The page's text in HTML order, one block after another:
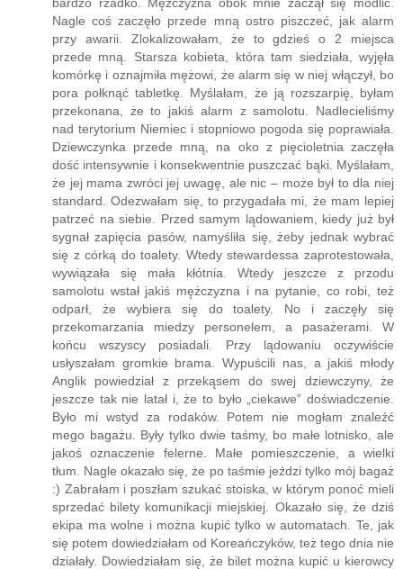
bardzo rzadko. Mężczyzna obok mnie zaczął się modlić.
Nagle coś zaczęło przede mną ostro piszczeć, jak alarm
przy awarii. Zlokalizowałam, że to gdzieś o 2 miejsca
przede mną. Starsza kobieta, która tam siedziała, wyjęła
komórkę i oznajmiła mężowi, że alarm się w niej włączył, bo
pora połknąć tabletkę. Myślałam, że ją rozszarpię, byłam
przekonana, że to jakiś alarm z samolotu. Nadlecieliśmy
nad terytorium Niemiec i stopniowo pogoda się poprawiała.
Dziewczynka przede mną, na oko z pięcioletnia zaczęła
dość intensywnie i konsekwentnie puszczać bąki. Myślałam,
że jej mama zwróci jej uwagę, ale nic – może był to dla niej
standard. Odezwałam się, to przygadała mi, że mam lepiej
patrzeć na siebie. Przed samym lądowaniem, kiedy już był
sygnał zapięcia pasów, namyśliła się, żeby jednak wybrać
się z córką do toalety. Wtedy stewardessa zaprotestowała,
wywiązała się mała kłótnia. Wtedy jeszcze z przodu
samolotu wstał jakiś mężczyzna i na pytanie, co robi, też
odparł, że wybiera się do toalety. No i zaczęły się
przekomarzania miedzy personelem, a pasażerami. W
końcu wszyscy posiadali. Przy lądowaniu oczywiście
usłyszałam gromkie brama. Wypuścili nas, a jakiś młody
Anglik powiedział z przekąsem do swej dziewczyny, że
jeszcze tak nie latał i, że to było „ciekawe” doświadczenie.
Było mi wstyd za rodaków. Potem nie mogłam znaleźć
mego bagażu. Były tylko dwie taśmy, bo małe lotnisko, ale
jakoś oznaczenie felerne. Małe pomieszczenie, a wielki
tłum. Nagle okazało się, że po taśmie jeździ tylko mój bagaż
:) Zabrałam i poszłam szukać stoiska, w którym ponoć mieli
sprzedać bilety komunikacji miejskiej. Okazało się, że dziś
ekipa ma wolne i można kupić tylko w automatach. Te, jak
się potem dowiedziałam od Koreańczyków, też tego dnia nie